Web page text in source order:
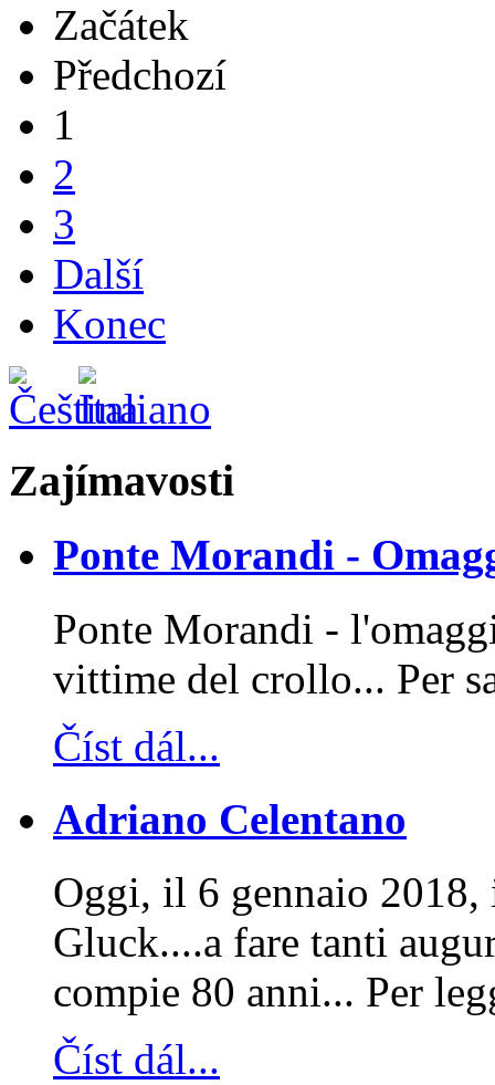
Začátek
Předchozí
1
2
3
Další
Konec
Zajímavosti
Ponte Morandi -
Ponte Morandi -
vittime del crollo... Per
Číst dál...
Adriano Celentano
Oggi, il 6 gennaio
Gluck....a fare tanti
compie 80 anni... Per
Číst dál...